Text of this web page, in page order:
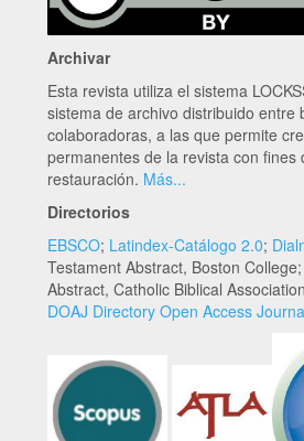
Archivar
Esta revista utiliza el sistema
sistema de archivo distribuido entre
colaboradoras, a las que permite
permanentes de la revista con fines
restauración. Más...
Directorios
EBSCO; Latindex-Catálogo 2.0;
Testament Abstract, Boston
Abstract, Catholic Biblical
DOAJ Directory Open Access